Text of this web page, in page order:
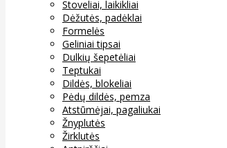
Stoveliai, laikikliai
Dėžutės, padėklai
Formelės
Geliniai tipsai
Dulkių šepetėliai
Teptukai
Dildės, blokeliai
Pėdų dildės, pemza
Atstūmėjai, pagaliukai
Žnyplutės
Žirklutės